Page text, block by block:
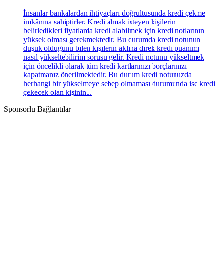
İnsanlar bankalardan ihtiyaçları doğrultusunda kredi çekme
imkânına sahiptirler. Kredi almak isteyen kişilerin
belirledikleri fiyatlarda kredi alabilmek için kredi notlarının
yüksek olması gerekmektedir. Bu durumda kredi notunun
düşük olduğunu bilen kişilerin aklına direk kredi puanımı
nasıl yükseltebilirim sorusu gelir. Kredi notunu yükseltmek
için öncelikli olarak tüm kredi kartlarınızı borçlarınızı
kapatmanız önerilmektedir. Bu durum kredi notunuzda
herhangi bir yükselmeye sebep olmaması durumunda ise kredi
çekecek olan kişinin...
Sponsorlu Bağlantılar